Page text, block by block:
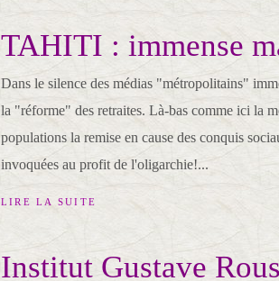
TAHITI : immense
Dans le silence des médias "métropolitains"
la "réforme" des retraites. Là-bas comme ici la
populations la remise en cause des conquis
invoquées au profit de l'oligarchie!...
LIRE LA SUITE
Institut Gustave